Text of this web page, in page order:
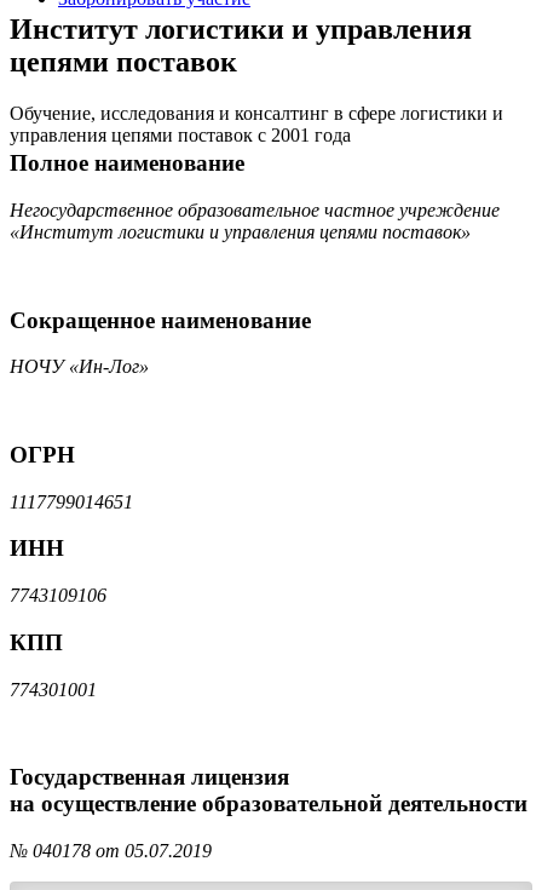
Институт логистики и управления
цепями поставок
Обучение, исследования и консалтинг в сфере логистики и
управления цепями поставок с 2001 года
Полное наименование
Негосударственное образовательное частное учреждение
«Институт логистики и управления цепями поставок»
Сокращенное наименование
НОЧУ «Ин-Лог»
ОГРН
1117799014651
ИНН
7743109106
КПП
774301001
Государственная лицензия
на осуществление образовательной деятельности
№ 040178 от 05.07.2019